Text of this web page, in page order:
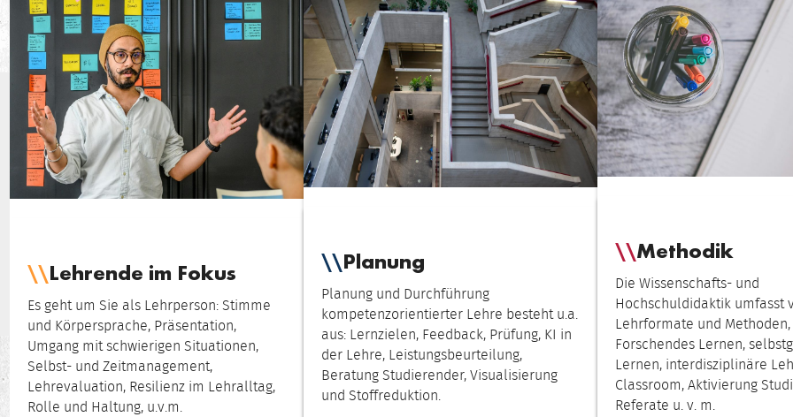
Lehrende im Fokus
Es geht um Sie als Lehrperson: Stimme
und Körpersprache, Präsentation,
Umgang mit schwierigen Situationen,
Selbst- und Zeitmanagement,
Lehrevaluation, Resilienz im Lehralltag,
Rolle und Haltung, u.v.m.
Planung
Planung und Durchführung
kompetenzorientierter Lehre besteht u.a.
aus: Lernzielen, Feedback, Prüfung, KI in
der Lehre, Leistungsbeurteilung,
Beratung Studierender, Visualisierung
und Stoffreduktion.
Methodik
Die Wissenschafts- und
Hochschuldidaktik umfasst
Lehrformate und Methoden,
Forschendes Lernen,
Lernen, interdisziplinäre
Classroom, Aktivierung
Referate u. v. m.